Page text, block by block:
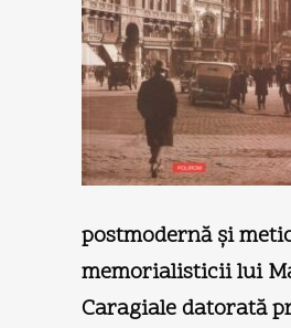
postmodernă şi
memorialisticii lui
Caragiale datorată